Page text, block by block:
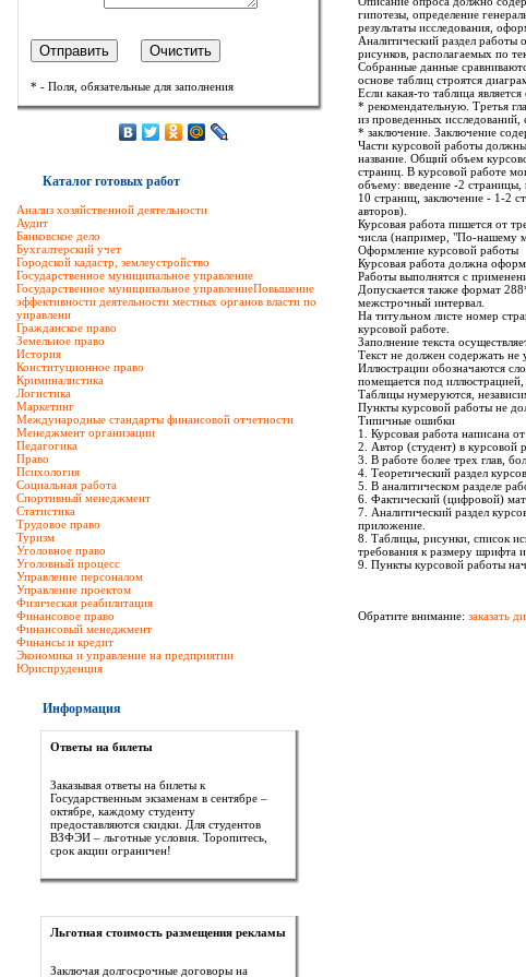
* - Поля, обязательные для заполнения
Каталог готовых работ
Анализ хозяйственной деятельности
Аудит
Банковское дело
Бухгалтерский учет
Городской кадастр, землеустройство
Государственное муниципальное управление
Государственное муниципальное управлениеПовышение
эффективности деятельности местных органов власти по
управлени
Гражданское право
Земельное право
История
Конституционное право
Криминалистика
Логистика
Маркетинг
Международные стандарты финансовой отчетности
Менеджмент организации
Педагогика
Право
Психология
Социальная работа
Спортивный менеджмент
Статистика
Трудовое право
Туризм
Уголовное право
Уголовный процесс
Управление персоналом
Управление проектом
Физическая реабилитация
Финансовое право
Финансовый менеджмент
Финансы и кредит
Экономика и управление на предприятии
Юриспруденция
Информация
Ответы на билеты
Заказывая ответы на билеты к
Государственным экзаменам в сентябре –
октябре, каждому студенту
предоставляются скидки. Для студентов
ВЗФЭИ – льготные условия. Торопитесь,
срок акции ограничен!
Льготная стоимость размещения рекламы
Заключая долгосрочные договоры на
гипотезы, определение
результаты исследования,
Аналитический раздел работы
рисунков, располагаемых по
Собранные данные
основе таблиц строятся
Если какая-то таблица
* рекомендательную. Третья
из проведенных
* заключение. Заключение
Части курсовой работы
название. Общий объем
страниц. В курсовой работе
объему: введение -2 страницы,
10 страниц, заключение - 1-2
авторов).
Курсовая работа пишется от
числа (например, "По-нашему
Оформление курсовой работы
Курсовая работа должна
Работы выполнятся с
Допускается также формат
межстрочный интервал.
На титульном листе номер
курсовой работе.
Заполнение текста
Текст не должен содержать не
Иллюстрации обозначаются
помещается под
Таблицы нумеруются,
Пункты курсовой работы не
Типичные ошибки
1. Курсовая работа написана
2. Автор (студент) в курсовой
3. В работе более трех глав,
4. Теоретический раздел
5. В аналитическом разделе
6. Фактический (цифровой)
7. Аналитический раздел
приложение.
8. Таблицы, рисунки, список
требования к размеру шрифта
9. Пункты курсовой работы
Обратите внимание: заказать